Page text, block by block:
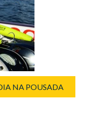
NA POUSADA